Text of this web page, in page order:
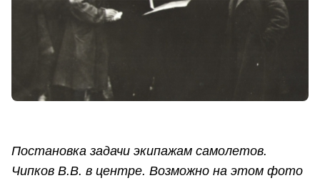
Постановка задачи экипажам самолетов.
Чипков В.В. в центре. Возможно на этом фото